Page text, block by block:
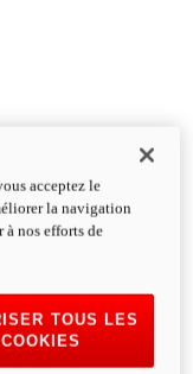
acceptez le
la navigation
nos efforts de
TOUS LES
COOKIES